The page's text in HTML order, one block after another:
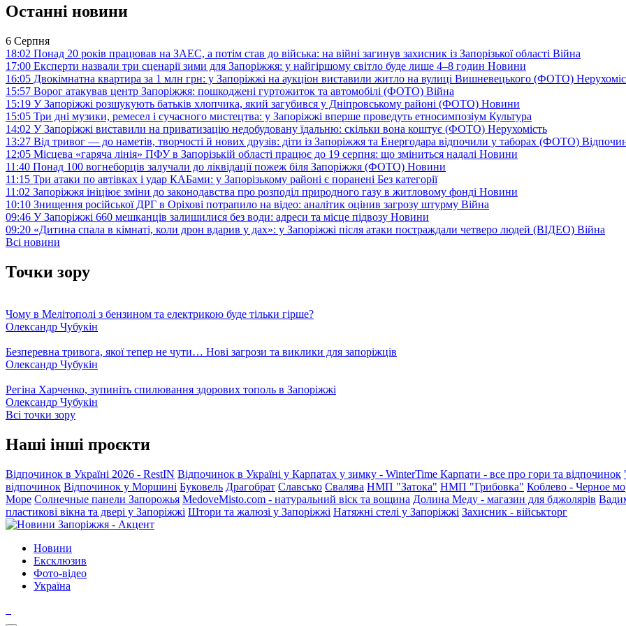
Останні новини
6 Серпня
18:02 Понад 20 років працював на ЗАЕС, а потім став до війська: на війні загинув захисник із Запорізької області Війна
17:00 Експерти назвали три сценарії зими для Запоріжжя: у найгіршому світло буде лише 4–8 годин Новини
16:05 Двокімнатна квартира за 1 млн грн: у Запоріжжі на аукціон виставили житло на вулиці Вишневецького (ФОТО)
15:57 Ворог атакував центр Запоріжжя: пошкоджені гуртожиток та автомобілі (ФОТО) Війна
15:19 У Запоріжжі розшукують батьків хлопчика, який загубився у Дніпровському районі (ФОТО) Новини
15:05 Три дні музики, ремесел і сучасного мистецтва: у Запоріжжі вперше проведуть етносимпозіум Культура
14:02 У Запоріжжі виставили на приватизацію недобудовану їдальню: скільки вона коштує (ФОТО) Нерухомість
13:27 Від тривог — до наметів, творчості й нових друзів: діти із Запоріжжя та Енергодара відпочили у таборах (ФОТО)
12:05 Місцева «гаряча лінія» ПФУ в Запорізькій області працює до 19 серпня: що зміниться надалі Новини
11:40 Понад 100 вогнеборців залучали до ліквідації пожеж біля Запоріжжя (ФОТО) Новини
11:15 Три атаки по автівках і удар КАБами: у Запорізькому районі є поранені Без категорії
11:02 Запоріжжя ініціює зміни до законодавства про розподіл природного газу в житловому фонді Новини
10:10 Знищення російської ДРГ в Оріхові потрапило на відео: аналітик оцінив загрозу штурму Війна
09:46 У Запоріжжі 660 мешканців залишилися без води: адреси та місце підвозу Новини
09:20 «Дитина спала в кімнаті, коли дрон вдарив у дах»: у Запоріжжі після атаки постраждали четверо людей (ВІДЕО) Війна
Всі новини
Точки зору
Чому в Мелітополі з бензином та електрикою буде тільки гірше?
Олександр Чубукін
Безперевна тривога, якої тепер не чути… Нові загрози та виклики для запоріжців
Олександр Чубукін
Регіна Харченко, зупиніть спилювання здорових тополь в Запоріжжі
Олександр Чубукін
Всі точки зору
Наші інші проєкти
Відпочинок в Україні 2026 - RestIN Відпочинок в Україні у Карпатах у зимку - WinterTime Карпати - все про гори та відпочинок
відпочинок Відпочинок у Моршині Буковель Драгобрат Славсько Свалява НМП "Затока" НМП "Грибовка" Коблево - Черное
Море Солнечные панели Запорожья MedoveMisto.com - натуральний віск та вощина Долина Меду - магазин для бджолярів
пластикові вікна та двері у Запоріжжі Штори та жалюзі у Запоріжжі Натяжні стелі у Запоріжжі Захисник - військторг
Новини
Ексклюзив
Фото-відео
Україна